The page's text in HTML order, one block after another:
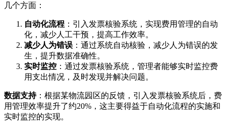
几个方面：
自动化流程 ：引入发票核验系统，实现费用管理的自动
化，减少人工干预，提高工作效率。
减少人为错误 ：通过系统自动核验，减少人为错误的发
生，提升数据准确性。
实时监控 ：通过发票核验系统，管理者能够实时监控费
用支出情况，及时发现并解决问题。
数据支持：根据某物流园区的反馈，引入发票核验系统后，费
用管理效率提升了约20%，这主要得益于自动化流程的实施和
实时监控的实现。